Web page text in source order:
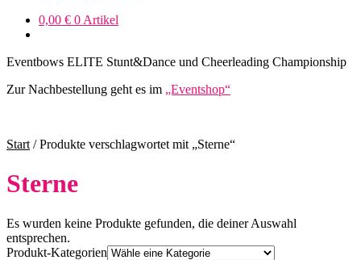
0,00 € 0 Artikel
Eventbows ELITE Stunt&Dance und Cheerleading Championship
Zur Nachbestellung geht es im „Eventshop“
Start /Produkte verschlagwortet mit „Sterne“
Sterne
Es wurden keine Produkte gefunden, die deiner Auswahl
entsprechen.
Produkt-Kategorien